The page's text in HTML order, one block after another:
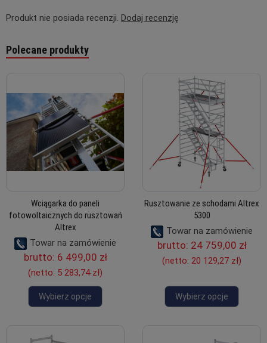
Produkt nie posiada recenzji. Dodaj recenzję
Polecane produkty
Wciągarka do paneli
fotowoltaicznych do rusztowań
Altrex
Towar na zamówienie
brutto: 6 499,00 zł
(netto: 5 283,74 zł)
Wybierz opcje
Rusztowanie ze schodami Altrex
5300
Towar na zamówienie
brutto: 24 759,00 zł
(netto: 20 129,27 zł)
Wybierz opcje